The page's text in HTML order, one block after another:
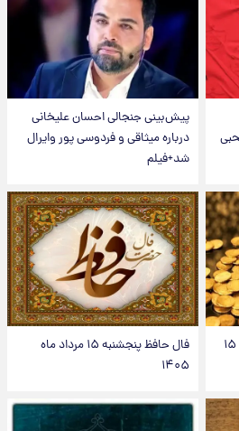
پیش‌بینی جنجالی احسان علیخانی
درباره میثاقی و فردوسی پور وایرال
شد+فیلم
قیمت طلا و سکه امروز پنجشنبه ۱۵
فال حافظ پنجشنبه ۱۵ مرداد ماه
۱۴۰۵